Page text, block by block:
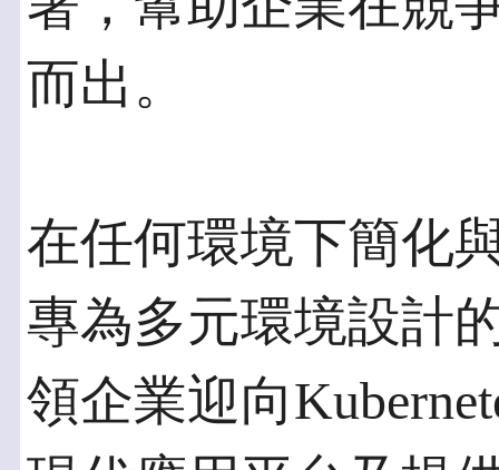
而出。
在任何環境下簡化
專為多元環境設計
領企業迎向